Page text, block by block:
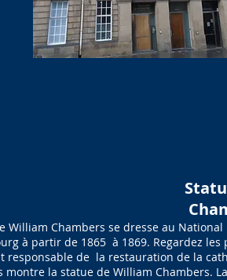
William Chambers se dresse au
à partir de 1865 à 1869. Regardez
responsable de la restauration de la
montre la statue de William Chambers.